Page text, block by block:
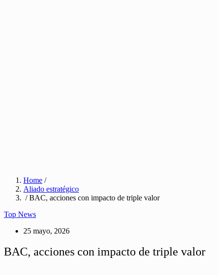
Home /
Aliado estratégico
/ BAC, acciones con impacto de triple valor
Top News
25 mayo, 2026
BAC, acciones con impacto de triple valor